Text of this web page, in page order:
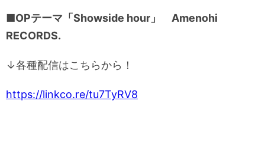
■OPテーマ「Showside hour」 Amenohi
RECORDS.
↓各種配信はこちらから！
https://linkco.re/tu7TyRV8